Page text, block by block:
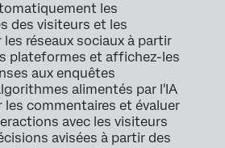
les
des visiteurs et les
réseaux sociaux à partir
plateformes et affichez-les
aux enquêtes
alimentés par l'IA
les commentaires et évaluer
avec les visiteurs
avisées à partir des